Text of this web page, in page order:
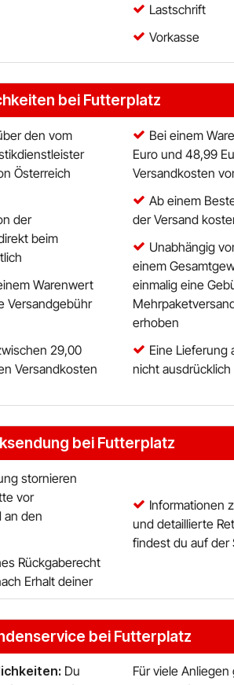
Lastschrift
Vorkasse
bei Futterplatz
den vom
Österreich
der
beim
Warenwert
Versandgebühr
29,00
Versandkosten
Bei einem
Euro und 48,99
Versandkosten
Ab einem
der Versand
Unabhängig
einem
einmalig eine
erhoben
Eine Lieferung
nicht
bei Futterplatz
stornieren
vor
an den
Rückgaberecht
Erhalt deiner
Informationen
und detaillierte
findest du auf der
bei Futterplatz
Du
Für viele